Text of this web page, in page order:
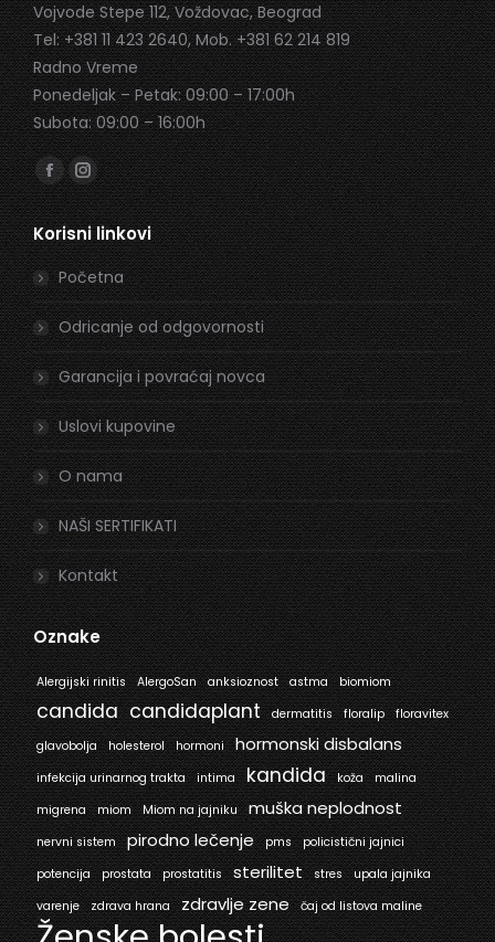
Vojvode Stepe 112, Voždovac, Beograd
Tel: +381 11 423 2640, Mob. +381 62 214 819
Radno Vreme
Ponedeljak – Petak: 09:00 – 17:00h
Subota: 09:00 – 16:00h
Find us on:
Facebook
page
opens
in
new
window
Instagram
page
opens
in
new
window
Korisni linkovi
Početna
Odricanje od odgovornosti
Garancija i povraćaj novca
Uslovi kupovine
O nama
NAŠI SERTIFIKATI
Kontakt
Oznake
Alergijski rinitis AlergoSan anksioznost astma biomiom
candida candidaplant dermatitis floralip
floravitex
glavobolja
holesterol hormoni hormonski disbalans
infekcija urinarnog trakta intima kandida koža
malina
migrena
miom Miom na jajniku muška neplodnost
nervni sistem pirodno lečenje pms
policistični jajnici
potencija
prostata prostatitis sterilitet stres
upala jajnika
varenje
zdrava hrana zdravlje zene čaj od listova maline